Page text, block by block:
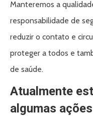
Manteremos a
responsabilidade de
reduzir o contato e
proteger a todos e
de saúde.
Atualmente
algumas